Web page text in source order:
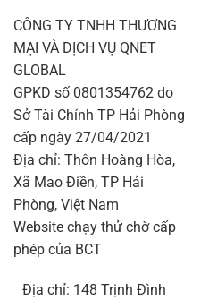
CÔNG TY TNHH THƯƠNG
MẠI VÀ DỊCH VỤ QNET
GLOBAL
GPKD số 0801354762 do
Sở Tài Chính TP Hải Phòng
cấp ngày 27/04/2021
Địa chỉ: Thôn Hoàng Hòa,
Xã Mao Điền, TP Hải
Phòng, Việt Nam
Website chạy thử chờ cấp
phép của BCT
Địa chỉ: 148 Trịnh Đình